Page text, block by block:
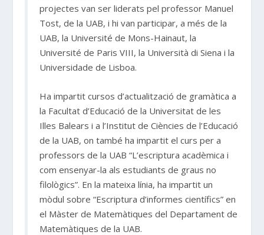
projectes van ser liderats pel professor Manuel
Tost, de la UAB, i hi van participar, a més de la
UAB, la Université de Mons-Hainaut, la
Université de Paris VIII, la Università di Siena i la
Universidade de Lisboa.
Ha impartit cursos d’actualització de gramàtica a
la Facultat d’Educació de la Universitat de les
Illes Balears i a l’Institut de Ciències de l’Educació
de la UAB, on també ha impartit el curs per a
professors de la UAB “L’escriptura acadèmica i
com ensenyar-la als estudiants de graus no
filològics”. En la mateixa línia, ha impartit un
mòdul sobre “Escriptura d’informes científics” en
el Màster de Matemàtiques del Departament de
Matemàtiques de la UAB.